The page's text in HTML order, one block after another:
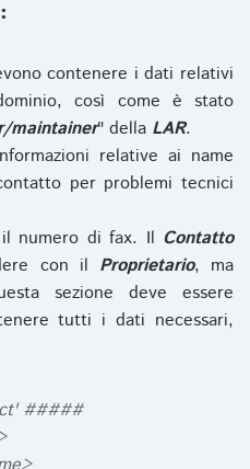
contenere i dati relativi
così come è stato
maintainer" della LAR.
relative ai name
per problemi tecnici
numero di fax. Il Contatto
con il Proprietario, ma
sezione deve essere
tutti i dati necessari,
#####